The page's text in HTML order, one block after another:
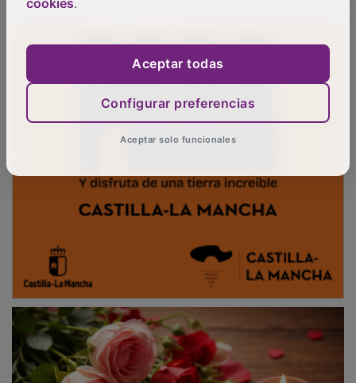
cookies.
Aceptar todas
Configurar preferencias
Aceptar solo funcionales